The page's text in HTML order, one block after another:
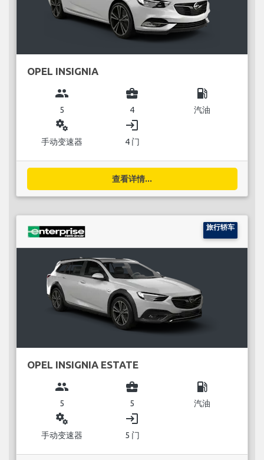
OPEL INSIGNIA
group
5
business_center
4
local_gas_station
汽油
miscellaneous_services
手动变速器
login
4 门
查看详情...
旅行轿车
OPEL INSIGNIA ESTATE
group
5
business_center
5
local_gas_station
汽油
miscellaneous_services
手动变速器
login
5 门